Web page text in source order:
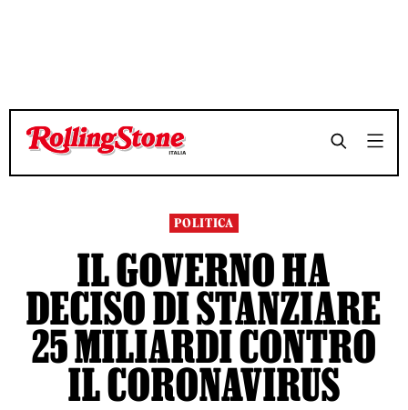
TEMPO DI LETTURA 3 MINUTI SHARE
TEMPO DI LETTURA 3 MINUTI SHARE
POLITICA
IL GOVERNO HA
DECISO DI STANZIARE
25 MILIARDI CONTRO
IL CORONAVIRUS